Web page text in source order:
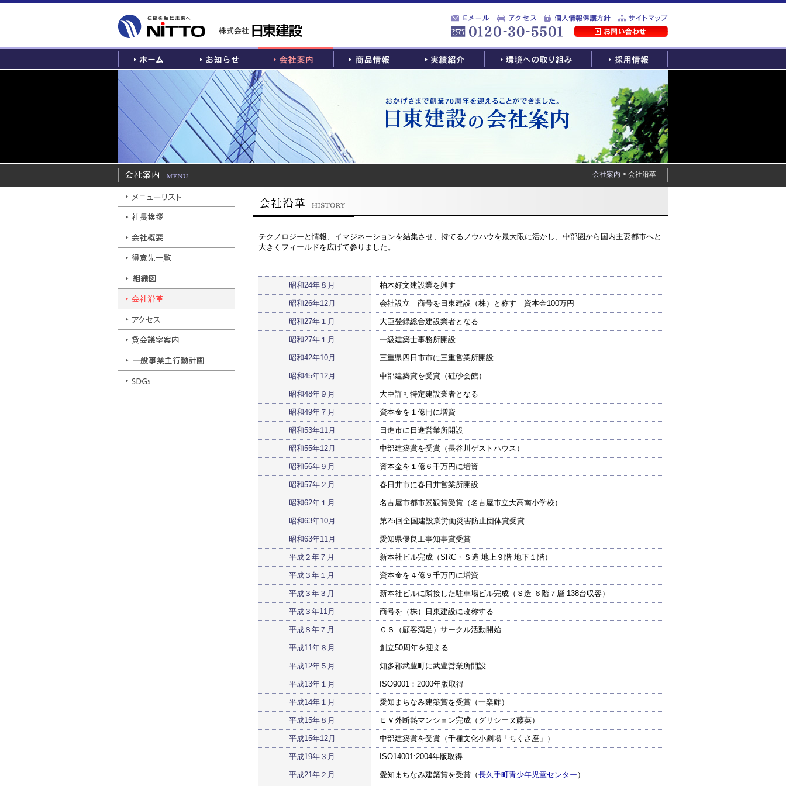
会社案内 > 会社沿革
テクノロジーと情報、イマジネーションを結集させ、持てるノウハウを最大限に活かし、中部圏から国内主要都市へと
大きくフィールドを広げて参りました。
昭和24年８月 柏木好文建設業を興す
昭和26年12月 会社設立 商号を日東建設（株）と称す 資本金100万円
昭和27年１月 大臣登録総合建設業者となる
昭和27年１月 一級建築士事務所開設
昭和42年10月 三重県四日市市に三重営業所開設
昭和45年12月 中部建築賞を受賞（硅砂会館）
昭和48年９月 大臣許可特定建設業者となる
昭和49年７月 資本金を１億円に増資
昭和53年11月 日進市に日進営業所開設
昭和55年12月 中部建築賞を受賞（長谷川ゲストハウス）
昭和56年９月 資本金を１億６千万円に増資
昭和57年２月 春日井市に春日井営業所開設
昭和62年１月 名古屋市都市景観賞受賞（名古屋市立大高南小学校）
昭和63年10月 第25回全国建設業労働災害防止団体賞受賞
昭和63年11月 愛知県優良工事知事賞受賞
平成２年７月 新本社ビル完成（SRC・Ｓ造 地上９階 地下１階）
平成３年１月 資本金を４億９千万円に増資
平成３年３月 新本社ビルに隣接した駐車場ビル完成（Ｓ造 ６階７層 138台収容）
平成３年11月 商号を（株）日東建設に改称する
平成８年７月 ＣＳ（顧客満足）サークル活動開始
平成11年８月 創立50周年を迎える
平成12年５月 知多郡武豊町に武豊営業所開設
平成13年１月 ISO9001：2000年版取得
平成14年１月 愛知まちなみ建築賞を受賞（一楽鮓）
平成15年８月 ＥＶ外断熱マンション完成（グリシーヌ藤英）
平成15年12月 中部建築賞を受賞（千種文化小劇場「ちくさ座」）
平成19年３月 ISO14001:2004年版取得
平成21年２月 愛知まちなみ建築賞を受賞（長久手町青少年児童センター ）